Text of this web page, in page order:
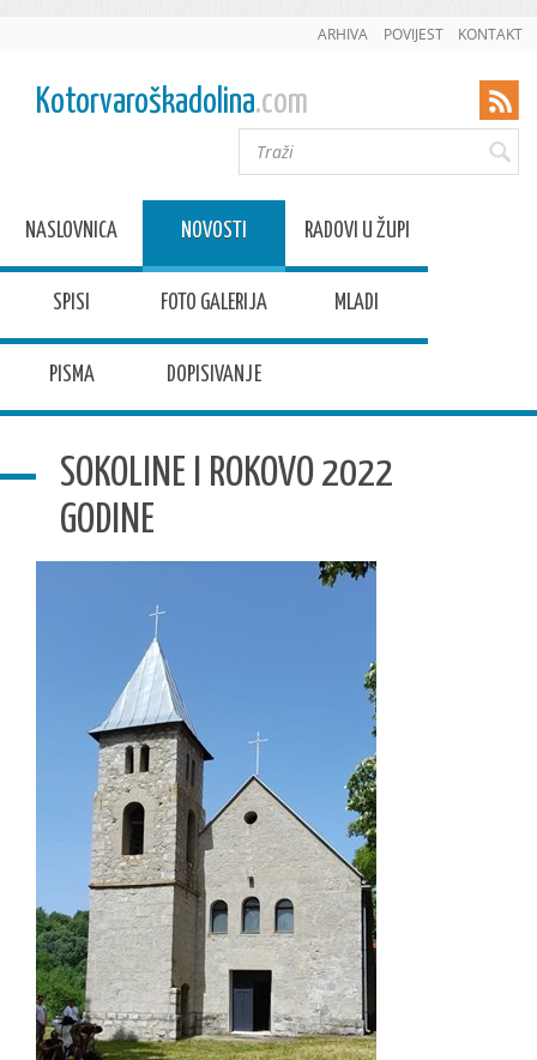
ARHIVA POVIJEST KONTAKT
Kotorvaroškadolina.com
NASLOVNICA NOVOSTI RADOVI U ŽUPI
SPISI FOTO GALERIJA MLADI
PISMA DOPISIVANJE
SOKOLINE I ROKOVO 2022
GODINE
Datum:1.8.2022.